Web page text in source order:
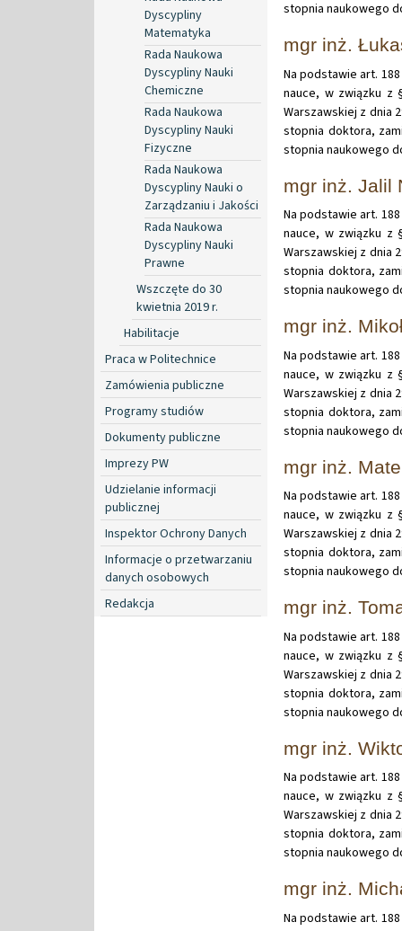
Dyscypliny
Matematyka
Rada Naukowa
Dyscypliny Nauki
Chemiczne
Rada Naukowa
Dyscypliny Nauki
Fizyczne
Rada Naukowa
Dyscypliny Nauki o
Zarządzaniu i Jakości
Rada Naukowa
Dyscypliny Nauki
Prawne
Wszczęte do 30
kwietnia 2019 r.
Habilitacje
Praca w Politechnice
Zamówienia publiczne
Programy studiów
Dokumenty publiczne
Imprezy PW
Udzielanie informacji
publicznej
Inspektor Ochrony Danych
Informacje o przetwarzaniu
danych osobowych
Redakcja
stopnia naukowego
mgr inż.
Na podstawie art.
nauce, w związku z
Warszawskiej z dnia
stopnia doktora,
stopnia naukowego
mgr inż. Jalil
Na podstawie art.
nauce, w związku z
Warszawskiej z dnia
stopnia doktora,
stopnia naukowego
mgr inż.
Na podstawie art.
nauce, w związku z
Warszawskiej z dnia
stopnia doktora,
stopnia naukowego
mgr inż.
Na podstawie art.
nauce, w związku z
Warszawskiej z dnia
stopnia doktora,
stopnia naukowego
mgr inż.
Na podstawie art.
nauce, w związku z
Warszawskiej z dnia
stopnia doktora,
stopnia naukowego
mgr inż.
Na podstawie art.
nauce, w związku z
Warszawskiej z dnia
stopnia doktora,
stopnia naukowego
mgr inż.
Na podstawie art.